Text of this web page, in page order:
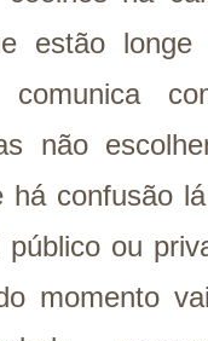
estão
não
há confusão
ou
momento